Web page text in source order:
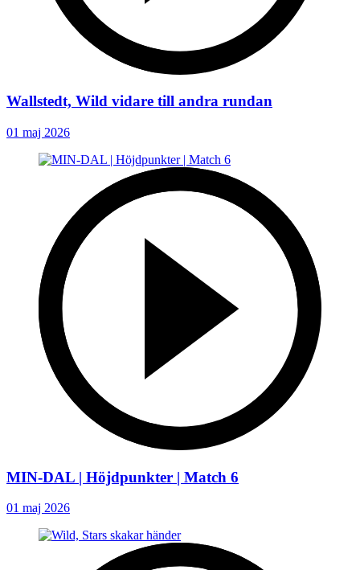
Wallstedt, Wild vidare till andra rundan
01 maj 2026
MIN-DAL | Höjdpunkter | Match 6
01 maj 2026